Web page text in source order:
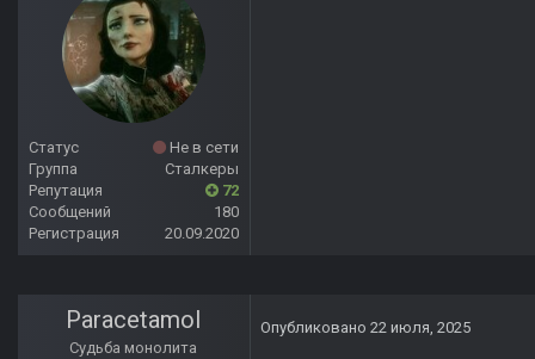
Статус
Не в сети
Группа
Сталкеры
Репутация
72
Сообщений
180
Регистрация
20.09.2020
Paracetamol
Судьба монолита
Опубликовано 22 июля, 2025